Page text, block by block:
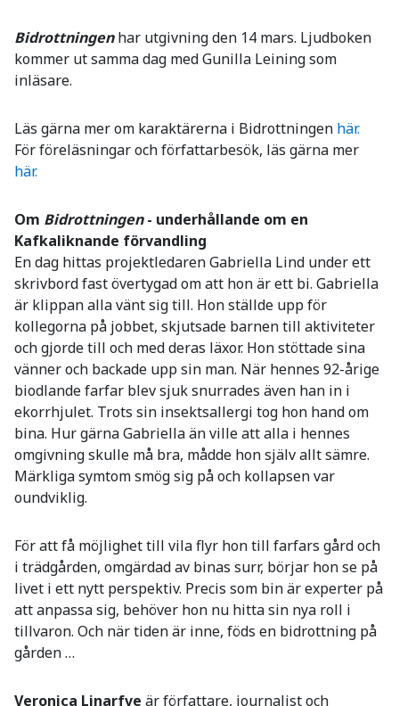
Bidrottningen har utgivning den 14 mars. Ljudboken
kommer ut samma dag med Gunilla Leining som
inläsare.
Läs gärna mer om karaktärerna i Bidrottningen här.
För föreläsningar och författarbesök, läs gärna mer
här.
Om Bidrottningen- underhållande om en
Kafkaliknande förvandling
En dag hittas projektledaren Gabriella Lind under ett
skrivbord fast övertygad om att hon är ett bi. Gabriella
är klippan alla vänt sig till. Hon ställde upp för
kollegorna på jobbet, skjutsade barnen till aktiviteter
och gjorde till och med deras läxor. Hon stöttade sina
vänner och backade upp sin man. När hennes 92-årige
biodlande farfar blev sjuk snurrades även han in i
ekorrhjulet. Trots sin insektsallergi tog hon hand om
bina. Hur gärna Gabriella än ville att alla i hennes
omgivning skulle må bra, mådde hon själv allt sämre.
Märkliga symtom smög sig på och kollapsen var
oundviklig.
För att få möjlighet till vila flyr hon till farfars gård och
i trädgården, omgärdad av binas surr, börjar hon se på
livet i ett nytt perspektiv. Precis som bin är experter på
att anpassa sig, behöver hon nu hitta sin nya roll i
tillvaron. Och när tiden är inne, föds en bidrottning på
gården …
Veronica Linarfve är författare, journalist och